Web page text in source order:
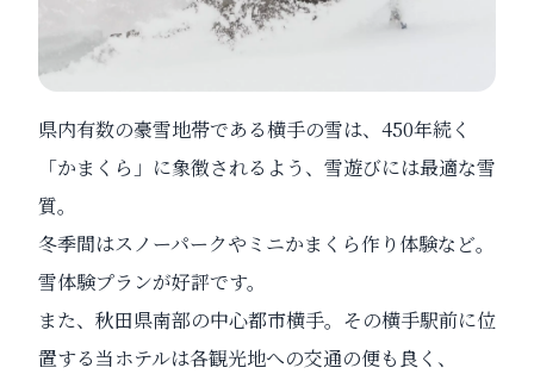
県内有数の豪雪地帯である横手の雪は、450年続く
「かまくら」に象徴されるよう、雪遊びには最適な雪
質。
冬季間はスノーパークやミニかまくら作り体験など。
雪体験プランが好評です。
また、秋田県南部の中心都市横手。その横手駅前に位
置する当ホテルは各観光地への交通の便も良く、